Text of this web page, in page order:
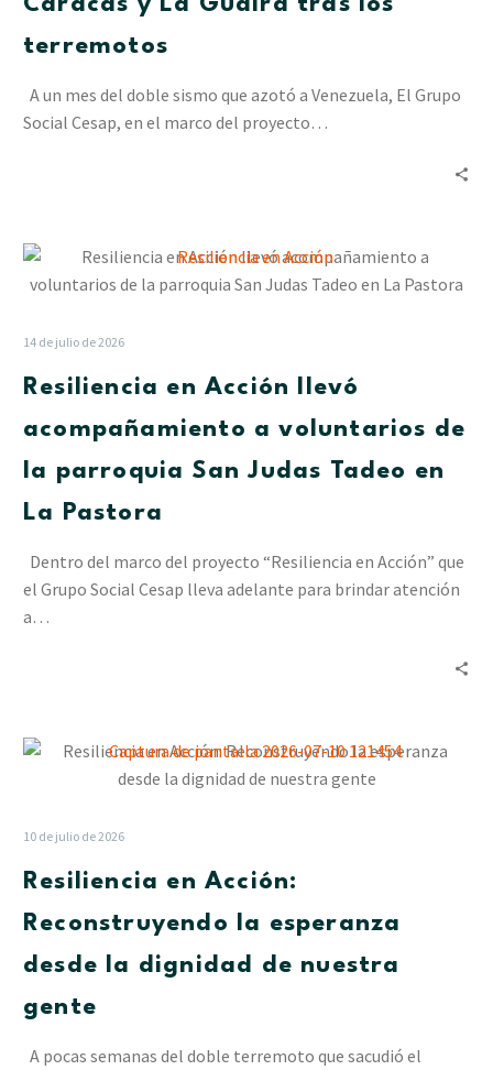
terremotos
A un mes del doble sismo que azotó a Venezuela, El Grupo
Social Cesap, en el marco del proyecto…
Resiliencia
en
a
voluntarios
la
Judas
Tadeo
14 de julio de 2026
Resiliencia en Acción llevó
acompañamiento a voluntarios de
la parroquia San Judas Tadeo en
La Pastora
Dentro del marco del proyecto “Resiliencia en Acción” que
el Grupo Social Cesap lleva adelante para brindar atención
a…
Resiliencia
en
esperanza
desde
dignidad
gente
10 de julio de 2026
Resiliencia en Acción:
Reconstruyendo la esperanza
desde la dignidad de nuestra
gente
A pocas semanas del doble terremoto que sacudió el